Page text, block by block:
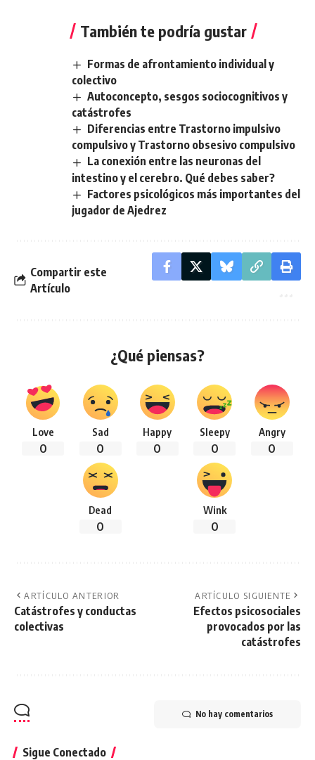
También te podría gustar
Formas de afrontamiento individual y
colectivo
Autoconcepto, sesgos sociocognitivos y
catástrofes
Diferencias entre Trastorno impulsivo
compulsivo y Trastorno obsesivo compulsivo
La conexión entre las neuronas del
intestino y el cerebro. Qué debes saber?
Factores psicológicos más importantes del
jugador de Ajedrez
Compartir este
Artículo
¿Qué piensas?
Love
0
Sad
0
Happy
0
Sleepy
0
Angry
0
Dead
0
Wink
0
ARTÍCULO ANTERIOR
Catástrofes y conductas
colectivas
ARTÍCULO SIGUIENTE
Efectos psicosociales
provocados por las
catástrofes
No hay comentarios
Sigue Conectado